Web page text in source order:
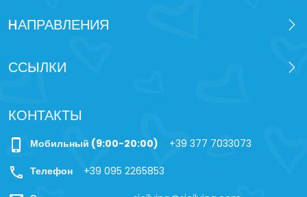
HАПРАВЛЕНИЯ
ССЫЛКИ
КОНТАКТЫ
phone_iphone Мобильный (9:00-20:00) +39 377 7033073
call Телефон +39 095 2265853